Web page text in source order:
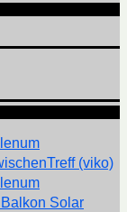
(viko)
Solar